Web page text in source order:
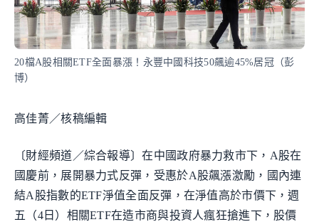
20檔A股相關ETF全面暴漲！永豐中國科技50飆逾45%居冠（彭
博）
高佳菁／核稿編輯
〔財經頻道／綜合報導〕在中國政府暴力救市下，A股在
國慶前，展開暴力式反彈，受惠於A股飆漲激勵，國內連
結A股指數的ETF淨值全面反彈，在淨值高於市價下，週
五（4日）相關ETF在造市商與投資人瘋狂搶進下，股價